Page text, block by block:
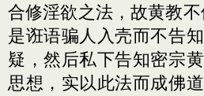
合修淫欲之法，故黄教
是诳语骗人入壳而不告
疑，然后私下告知密宗
思想，实以此法而成佛